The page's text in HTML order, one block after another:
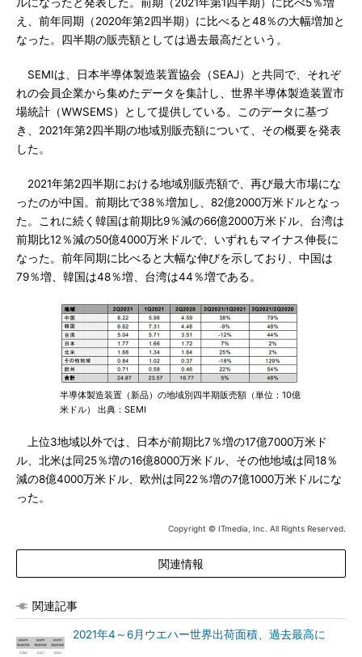
え、前年同期（2020年第2四半期）に比べると48％の大幅増加と
なった。四半期の販売額としては過去最高だという。
SEMIは、日本半導体製造装置協会（SEAJ）と共同で、それぞ
れの会員企業から集めたデータを集計し、世界半導体製造装置市
場統計（WWSEMS）として提供している。このデータに基づ
き、2021年第2四半期の地域別販売額について、その概要を発表
した。
2021年第2四半期における地域別販売額で、再び最大市場にな
ったのが中国。前期比で38％増加し、82億2000万米ドルとなっ
た。これに続く韓国は前期比9％減の66億2000万米ドル、台湾は
前期比12％減の50億4000万米ドルで、いずれもマイナス伸長に
なった。前年同期に比べると大幅な伸びを示しており、中国は
79％増、韓国は48％増、台湾は44％増である。
半導体製造装置（新品）の地域別四半期販売額（単位：10億
米ドル） 出典：SEMI
上位3地域以外では、日本が前期比7％増の17億7000万米ド
ル、北米は同25％増の16億8000万米ドル、その他地域は同18％
減の8億4000万米ドル、欧州は同22％増の7億1000万米ドルにな
った。
Copyright © ITmedia, Inc. All Rights Reserved.
関連情報
関連記事
2021年4～6月ウエハー世界出荷面積、過去最高に